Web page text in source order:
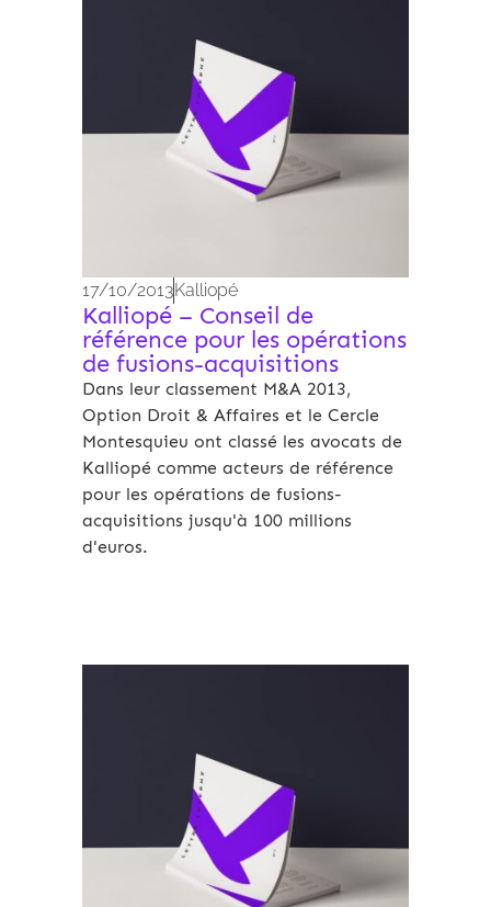
17/10/2013Kalliopé
Kalliopé – Conseil de
référence pour les opérations
de fusions-acquisitions
Dans leur classement M&A 2013,
Option Droit & Affaires et le Cercle
Montesquieu ont classé les avocats de
Kalliopé comme acteurs de référence
pour les opérations de fusions-
acquisitions jusqu'à 100 millions
d'euros.